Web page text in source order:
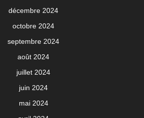
décembre 2024
octobre 2024
septembre 2024
août 2024
juillet 2024
juin 2024
mai 2024